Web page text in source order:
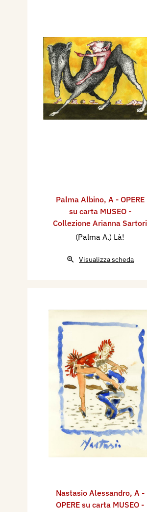
Palma Albino, A - OPERE
su carta MUSEO -
Collezione Arianna Sartori
(Palma A.) Là!
Visualizza scheda
Nastasio Alessandro, A -
OPERE su carta MUSEO -